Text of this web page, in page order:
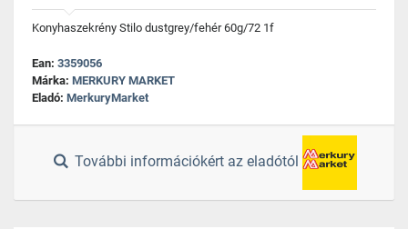
Konyhaszekrény Stilo dustgrey/fehér 60g/72 1f
Ean: 3359056
Márka: MERKURY MARKET
Eladó: MerkuryMarket
További információkért az eladótól